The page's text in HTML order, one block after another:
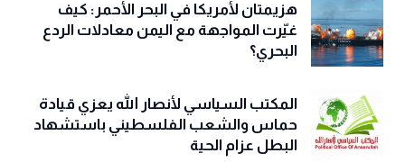
هزيمتان لأمريكا في البحر الأحمر: كيف
غيّرت المواجهة مع اليمن معادلات الردع
البحري؟
المكتب السياسي لأنصار الله يعزي قيادة
حماس والشعب الفلسطيني باستشهاد
البطل عزام الحية